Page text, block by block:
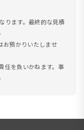
ります。最終的な見積
お預かりいたしませ
任を負いかねます。事